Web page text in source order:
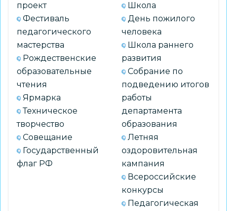
проект
Фестиваль
педагогического
мастерства
Рождественские
образовательные
чтения
Ярмарка
Техническое
творчество
Совещание
Государственный
флаг РФ
Школа
День пожилого
человека
Школа раннего
развития
Собрание по
подведению итогов
работы
департамента
образования
Летняя
оздоровительная
кампания
Всероссийские
конкурсы
Педагогическая